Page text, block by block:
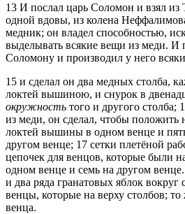
13 И послал царь Соломон и взял из
одной вдовы, из колена
медник; он владел способностью,
выделывать всякие вещи из меди.
Соломону и производил у него
15 и сделал он два медных столба,
локтей вышиною, и снурок в
окружность того и другого столба;
из меди, он сделал, чтобы положить
локтей вышины в одном венце и
другом венце; 17 сетки плетёной
цепочек для венцов, которые были
одном венце и семь на другом венце.
и два ряда гранатовых яблок вокруг
венцы, которые на верху столбов; то
венца.